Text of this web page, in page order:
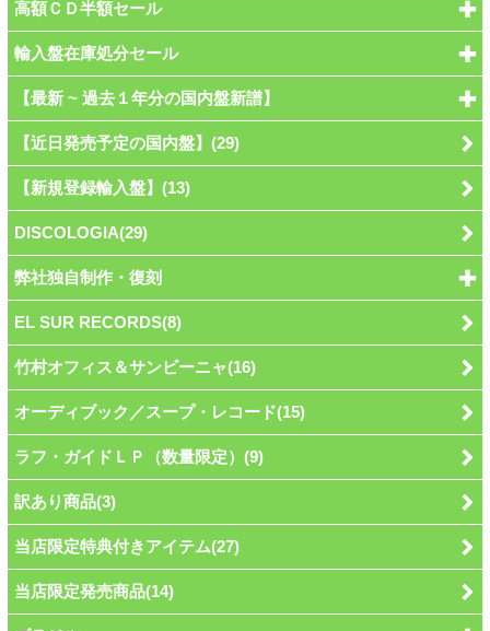
高額ＣＤ半額セール
輸入盤在庫処分セール
【最新 ~ 過去１年分の国内盤新譜】
【近日発売予定の国内盤】(29)
【新規登録輸入盤】(13)
DISCOLOGIA(29)
弊社独自制作・復刻
EL SUR RECORDS(8)
竹村オフィス＆サンビーニャ(16)
オーディブック／スープ・レコード(15)
ラフ・ガイドＬＰ（数量限定）(9)
訳あり商品(3)
当店限定特典付きアイテム(27)
当店限定発売商品(14)